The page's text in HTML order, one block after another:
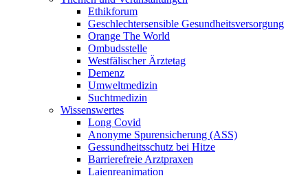
Ethikforum
Geschlechtersensible Gesundheitsversorgung
Orange The World
Ombudsstelle
Westfälischer Ärztetag
Demenz
Umweltmedizin
Suchtmedizin
Wissenswertes
Long Covid
Anonyme Spurensicherung (ASS)
Gessundheitsschutz bei Hitze
Barrierefreie Arztpraxen
Laienreanimation